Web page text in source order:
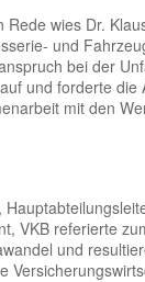
Rede wies Dr.
und
bei der
und forderte die
mit den
VKB referierte
und